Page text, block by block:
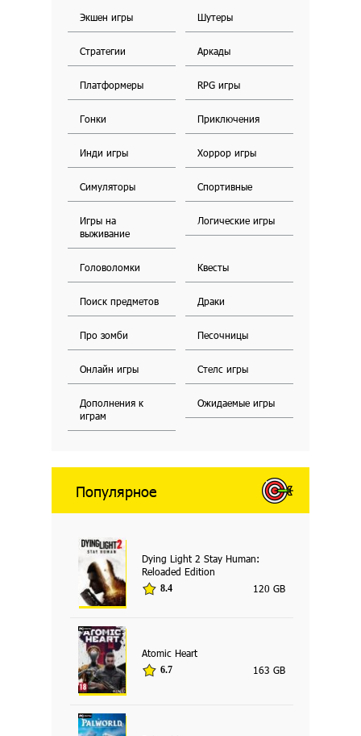
Экшен игры Шутеры
Стратегии Аркады
Платформеры RPG игры
Гонки Приключения
Инди игры Хоррор игры
Симуляторы Спортивные
Игры на
выживание
Логические игры
Головоломки Квесты
Поиск предметов Драки
Про зомби Песочницы
Онлайн игры Стелс игры
Дополнения к
играм
Ожидаемые игры
Популярное
Dying Light 2 Stay Human:
Reloaded Edition
8.4 120 GB
Atomic Heart
6.7 163 GB